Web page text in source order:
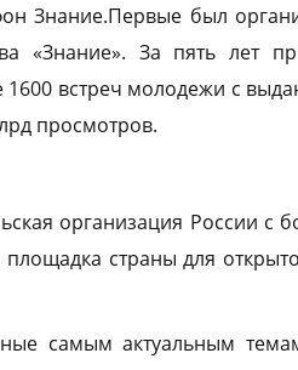
Знание.Первые был
«Знание». За пять лет
1600 встреч молодежи с
просмотров.
организация России с
страны для
самым актуальным